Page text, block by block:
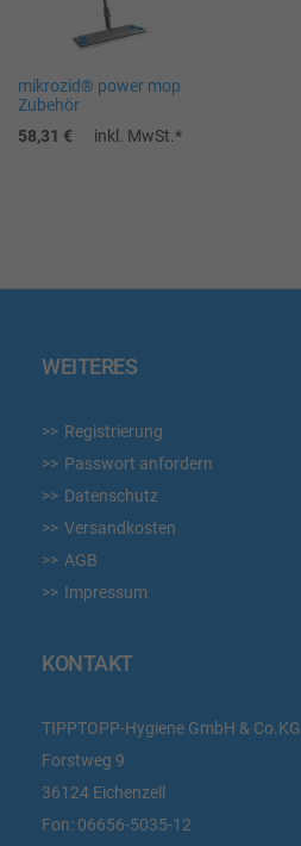
mikrozid® power mop
Zubehör
inkl. MwSt.
58,31 €
WEITERES
Registrierung
Passwort anfordern
Datenschutz
Versandkosten
AGB
Impressum
KONTAKT
TIPPTOPP-Hygiene GmbH & Co.KG
Forstweg 9
36124 Eichenzell
Fon: 06656-5035-12